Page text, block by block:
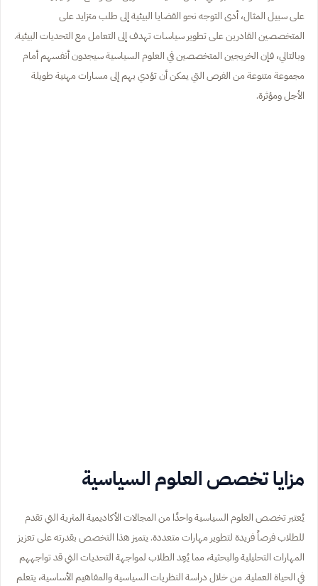
على سبيل المثال، أدى التوجه نحو القضايا البيئية إلى طلب متزايد على
المتخصصين القادرين على تطوير سياسات تهدف إلى التعامل مع التحديات البيئية.
وبالتالي، فإن الخريجين المتخصصين في العلوم السياسية سيجدون أنفسهم أمام
مجموعة متنوعة من الفرص التي يمكن أن تؤدي بهم إلى مسارات مهنية طويلة
الأجل ومؤثرة.
مزايا تخصص العلوم السياسية
يُعتبر تخصص العلوم السياسية واحدًا من المجالات الأكاديمية المثرية التي تقدم
للطلاب فرصاً فريدة لتطوير مهارات متعددة. يتميز هذا التخصص بقدرته على تعزيز
المهارات التحليلية والبحثية، مما يُعِد الطلاب لمواجهة التحديات التي قد تواجههم
في الحياة العملية. من خلال دراسة النظريات السياسية والمفاهيم الأساسية، يتعلم